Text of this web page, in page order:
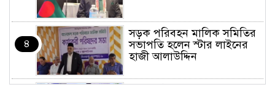
৪
সড়ক পরিবহন মালিক সমিতির
সভাপতি হলেন স্টার লাইনের
হাজী আলাউদ্দিন